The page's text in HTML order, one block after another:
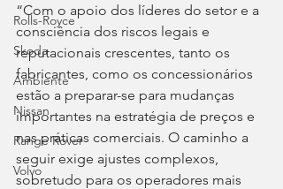
Rolls-Royce
Skoda
Ambiente
Nissan
Range Rover
Volvo
“Com o apoio dos líderes do setor e a
consciência dos riscos legais e
reputacionais crescentes, tanto os
fabricantes, como os concessionários
estão a preparar-se para mudanças
importantes na estratégia de preços e
nas práticas comerciais. O caminho a
seguir exige ajustes complexos,
sobretudo para os operadores mais